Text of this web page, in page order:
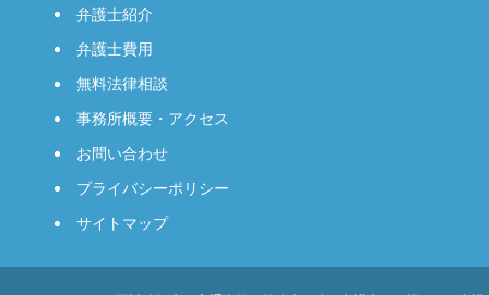
弁護士紹介
弁護士費用
無料法律相談
事務所概要・アクセス
お問い合わせ
プライバシーポリシー
サイトマップ